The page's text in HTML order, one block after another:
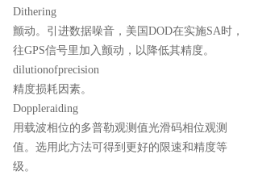
Dithering
颤动。引进数据噪音，美国DOD在实施SA时，
往GPS信号里加入颤动，以降低其精度。
dilutionofprecision
精度损耗因素。
Doppleraiding
用载波相位的多普勒观测值光滑码相位观测
值。选用此方法可得到更好的限速和精度等
级。